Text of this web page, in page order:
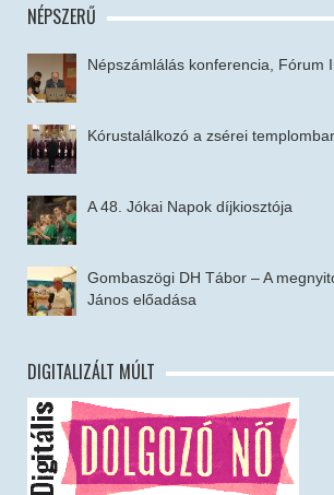
NÉPSZERŰ
Népszámlálás konferencia, Fórum
Kórustalálkozó a zsérei
A 48. Jókai Napok díjkiosztója
Gombaszögi DH Tábor – A
János előadása
DIGITALIZÁLT MÚLT